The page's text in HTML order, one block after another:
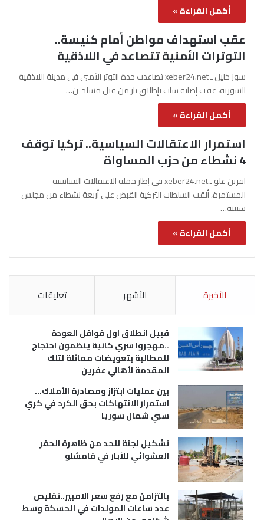
أكمل القراءة »
عقب استهداف مواطن أمام كنيسة..
التوترات الأمنية تتصاعد في اللاذقية
سوز خليل ـ xeber24.net تصاعدت حدة التوتر الأمني في مدينة اللاذقية
السورية، عقب إصابة شاب بإطلاق نار من قبل مسلحين…
أكمل القراءة »
استمرار الاعتقالات السياسية.. تركيا توقف
4 نشطاء من حزب المساواة
آفرين علو ـ xeber24.net في إطار حملة الاعتقالات السياسية
المستمرة، ألقت السلطات التركية القبض على أربعة نشطاء من مجلس
شبيبة…
أكمل القراءة »
الأخيرة الأشهر تعليقات
قبيل انطلاق اول قوافل العودة
..مهجروا سري كانية ينظمون احتجاج
للمطالبة بتعويضات مماثلة لتلك
المقدمة لأهالي عفرين
بين عمليات ابتزاز ومصادرة الأملاك…
استمرار الانتهاكات بحق الكرد في كري
سبي شمال سوريا
تشكيل لجنة للحد من ظاهرة الحفر
العشوائي للآبار في قامشلو
بالتزامن مع رفع سعر الامبير..تقليص
عدد ساعات المولدات في الحسكة وسط